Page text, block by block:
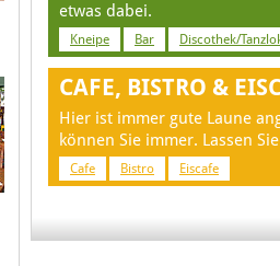
etwas dabei.
Kneipe Bar Discothek/
CAFE, BISTRO &
Hier ist immer gute Laune
können Sie immer. Lassen
Cafe Bistro Eiscafe